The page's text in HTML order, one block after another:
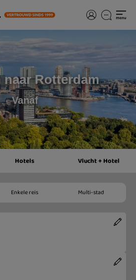
naar Rotterdam
Vanaf